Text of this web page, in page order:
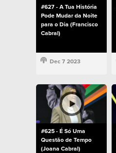
#627 - A Tua História
Pode Mudar da Noite
para o Dia (Francisco
Cabral)
Dec 7 2023
#625 - É Só Uma
Questão de Tempo
(Joana Cabral)